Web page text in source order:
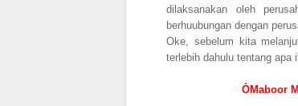
dilaksanakan oleh
berhuubungan dengan
Oke, sebelum kita
terlebih dahulu tentang apa
ÒMaboor